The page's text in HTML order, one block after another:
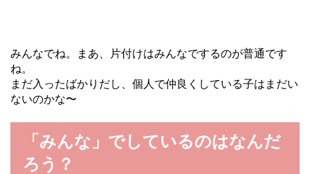
みんなでね。まあ、片付けはみんなでするのが普通です
ね。
まだ入ったばかりだし、個人で仲良くしている子はまだい
ないのかな〜
「みんな」でしているのはなんだ
ろう？